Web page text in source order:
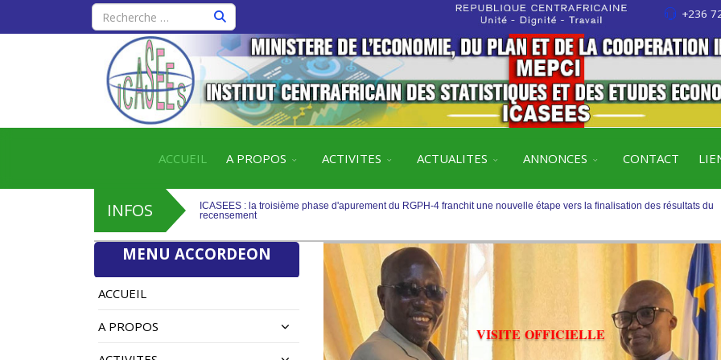
+236
ACCUEIL A PROPOS ACTIVITES ACTUALITES ANNONCES CONTACT
INFOS
ICASEES : la troisième phase d'apurement du RGPH-4 franchit une nouvelle étape vers la finalisation des résultats du
ICASEES : la troisième phase d'apurement du RGPH-4 franchit une nouvelle étape vers la finalisation des résultats du
recensement
ICASEES : Publication de l’aide-mémoire sur les travaux de rebasage du PIB, base 2019 selon le SCN 2008
MENU ACCORDEON
ACCUEIL
A PROPOS VISITE OFFICIELLE